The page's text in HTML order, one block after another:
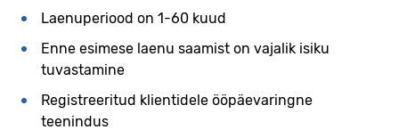
Laenuperiood on 1-60 kuud
Enne esimese laenu saamist on vajalik isiku
tuvastamine
Registreeritud klientidele ööpäevaringne
teenindus